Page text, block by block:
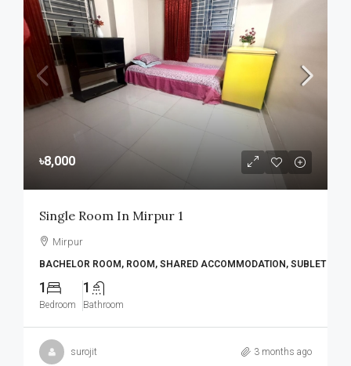
৳8,000
Single Room In Mirpur 1
Mirpur
BACHELOR ROOM, ROOM, SHARED ACCOMMODATION, SUBLET
1
Bedroom
1
Bathroom
surojit 3 months ago